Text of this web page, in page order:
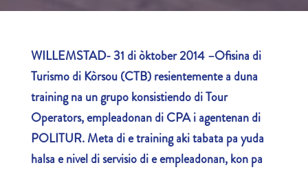
WILLEMSTAD- 31 di òktober 2014 –Ofisina di
Turismo di Kòrsou (CTB) resientemente a duna
training na un grupo konsistiendo di Tour
Operators, empleadonan di CPA i agentenan di
POLITUR. Meta di e training aki tabata pa yuda
halsa e nivel di servisio di e empleadonan, kon pa